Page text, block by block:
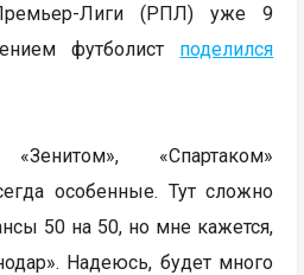
Лиги (РПЛ) уже 9
футболист поделился
«Спартаком»
особенные. Тут сложно
50 на 50, но мне кажется,
Надеюсь, будет много